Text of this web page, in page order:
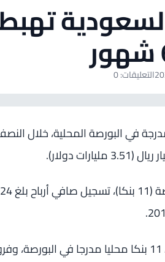
التعليقات: 0
في البورصة المحلية، خلال